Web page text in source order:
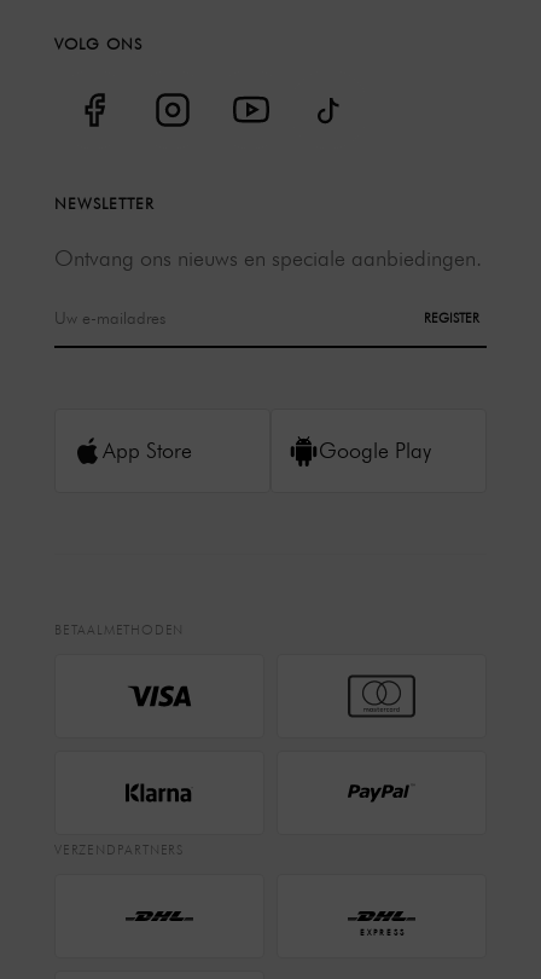
VOLG ONS
NEWSLETTER
Ontvang ons nieuws en speciale aanbiedingen.
REGISTER
App Store Google Play
BETAALMETHODEN
VERZENDPARTNERS
EXPRESS